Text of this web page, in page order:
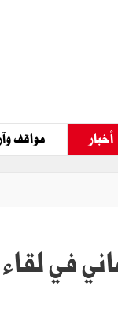
أخبار مواقف
في